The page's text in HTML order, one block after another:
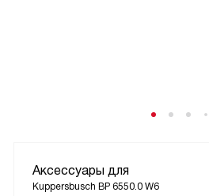
Аксессуары для
Kuppersbusch BP 6550.0 W6